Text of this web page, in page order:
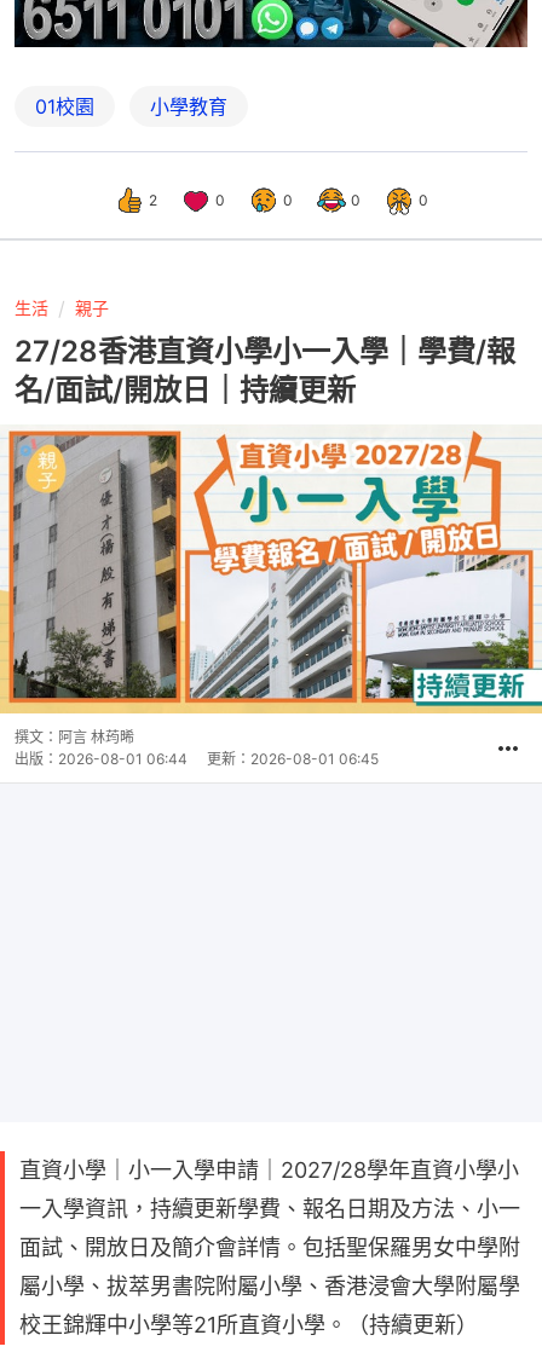
01校園 小學教育
2 0 0 0 0
生活 親子
27/28香港直資小學小一入學｜學費/報
名/面試/開放日｜持續更新
撰文： 阿言 林荺晞
出版： 2026-08-01 06:44 更新： 2026-08-01 06:45
直資小學｜小一入學申請｜2027/28學年直資小學小
一入學資訊，持續更新學費、報名日期及方法、小一
面試、開放日及簡介會詳情。包括聖保羅男女中學附
屬小學、拔萃男書院附屬小學、香港浸會大學附屬學
校王錦輝中小學等21所直資小學。（持續更新）